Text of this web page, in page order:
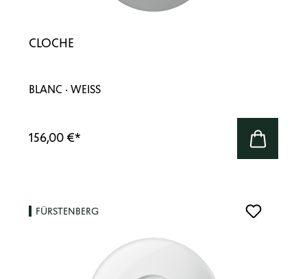
CLOCHE
BLANC · WEISS
156,00 €*
FÜRSTENBERG